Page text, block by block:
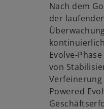
Nach dem
der
Evolve-
von
Verfeinerung
Powered